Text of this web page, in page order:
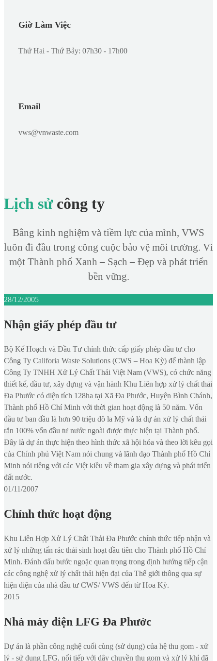
Giờ Làm Việc
Thứ Hai - Thứ Bảy: 07h30 - 17h00
Email
vws@vnwaste.com
Lịch sửcông ty
Bằng kinh nghiệm và tiềm lực của mình, VWS
luôn đi đầu trong công cuộc bảo vệ môi trường. Vì
một Thành phố Xanh – Sạch – Đẹp và phát triển
bền vững.
28/12/2005
Nhận giấy phép đầu tư
Bộ Kế Hoạch và Đầu Tư chính thức cấp giấy phép đầu tư cho
Công Ty Califoria Waste Solutions (CWS – Hoa Kỳ) để thành lập
Công Ty TNHH Xử Lý Chất Thải Việt Nam (VWS), có chức năng
thiết kế, đầu tư, xây dựng và vận hành Khu Liên hợp xử lý chất thải
Đa Phước có diện tích 128ha tại Xã Đa Phước, Huyện Bình Chánh,
Thành phố Hồ Chí Minh với thời gian hoạt động là 50 năm. Vốn
đầu tư ban đầu là hơn 90 triệu đô la Mỹ và là dự án xử lý chất thải
rắn 100% vốn đầu tư nước ngoài được thực hiện tại Thành phố.
Đây là dự án thực hiện theo hình thức xã hội hóa và theo lời kêu gọi
của Chính phủ Việt Nam nói chung và lãnh đạo Thành phố Hồ Chí
Minh nói riêng với các Việt kiều về tham gia xây dựng và phát triển
đất nước.
01/11/2007
Chính thức hoạt động
Khu Liên Hợp Xử Lý Chất Thải Đa Phước chính thức tiếp nhận và
xử lý những tấn rác thải sinh hoạt đầu tiên cho Thành phố Hồ Chí
Minh. Đánh dấu bước ngoặc quan trọng trong định hướng tiếp cận
các công nghệ xử lý chất thải hiện đại của Thế giới thông qua sự
hiện diện của nhà đầu tư CWS/ VWS đến từ Hoa Kỳ.
2015
Nhà máy điện LFG Đa Phước
Dự án là phần công nghệ cuối cùng (sử dụng) của hệ thu gom - xử
lý - sử dụng LFG, nối tiếp với dây chuyền thu gom và xử lý khí đã